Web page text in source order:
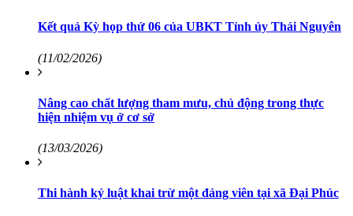
Kết quả Kỳ họp thứ 06 của UBKT Tỉnh ủy Thái Nguyên
(11/02/2026)
Nâng cao chất lượng tham mưu, chủ động trong thực
hiện nhiệm vụ ở cơ sở
(13/03/2026)
Thi hành kỷ luật khai trừ một đảng viên tại xã Đại Phúc